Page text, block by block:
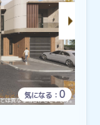
気になる： 0